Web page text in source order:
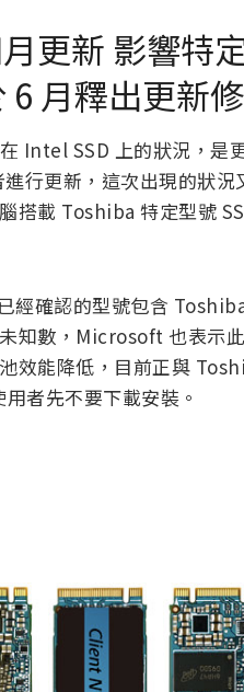
更新 影響特
月釋出更新
Intel SSD 上的狀況，是
行更新，這次出現的狀
搭載 Toshiba 特定型號
確認的型號包含
知數，Microsoft 也表示
效能降低，目前正與
者先不要下載安裝。